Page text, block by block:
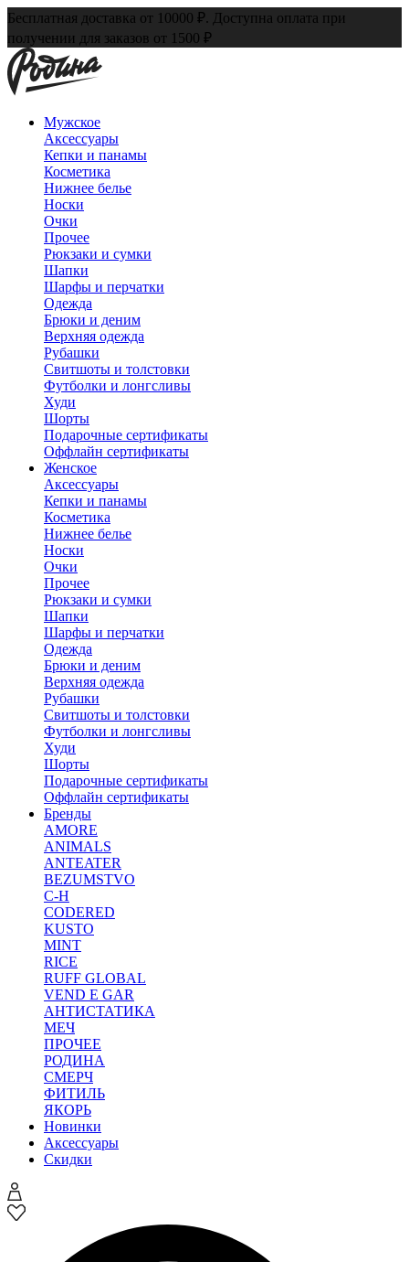
Бесплатная доставка от 10000 ₽. Доступна оплата при
получении для заказов от 1500 ₽
Мужское
Аксессуары
Кепки и панамы
Косметика
Нижнее белье
Носки
Очки
Прочее
Рюкзаки и сумки
Шапки
Шарфы и перчатки
Одежда
Брюки и деним
Верхняя одежда
Рубашки
Свитшоты и толстовки
Футболки и лонгсливы
Худи
Шорты
Подарочные сертификаты
Оффлайн сертификаты
Женское
Аксессуары
Кепки и панамы
Косметика
Нижнее белье
Носки
Очки
Прочее
Рюкзаки и сумки
Шапки
Шарфы и перчатки
Одежда
Брюки и деним
Верхняя одежда
Рубашки
Свитшоты и толстовки
Футболки и лонгсливы
Худи
Шорты
Подарочные сертификаты
Оффлайн сертификаты
Бренды
AMORE
ANIMALS
ANTEATER
BEZUMSTVO
C-H
CODERED
KUSTO
MINT
RICE
RUFF GLOBAL
VEND E GAR
АНТИСТАТИКА
МЕЧ
ПРОЧЕЕ
РОДИНА
СМЕРЧ
ФИТИЛЬ
ЯКОРЬ
Новинки
Аксессуары
Скидки